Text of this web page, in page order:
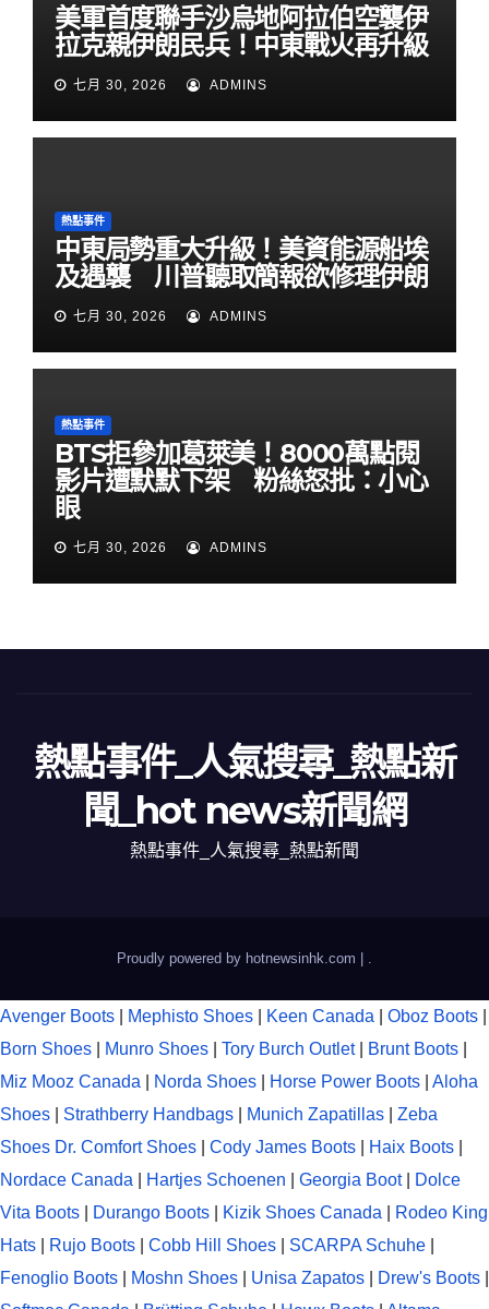
美軍首度聯手沙烏地阿拉伯空襲伊
拉克親伊朗民兵！中東戰火再升級
七月 30, 2026 ADMINS
熱點事件
中東局勢重大升級！美資能源船埃
及遇襲 川普聽取簡報欲修理伊朗
七月 30, 2026 ADMINS
熱點事件
BTS拒參加葛萊美！8000萬點閱
影片遭默默下架 粉絲怒批：小心
眼
七月 30, 2026 ADMINS
熱點事件_人氣搜尋_熱點新
聞_hot news新聞網
熱點事件_人氣搜尋_熱點新聞
Proudly powered by hotnewsinhk.com |
Avenger Boots Mephisto Shoes Keen Canada Oboz Boots
Born Shoes
Munro Shoes Tory Burch Outlet Brunt Boots
Miz Mooz Canada
Norda Shoes Horse Power Boots
Aloha
Shoes
Strathberry Handbags Munich Zapatillas
Zeba
Shoes Dr. Comfort Shoes Cody James Boots Haix Boots
Nordace Canada
Hartjes Schoenen Georgia Boot|
Dolce
Vita Boots
Durango Boots Kizik Shoes Canada
Rodeo King
Hats
Rujo Boots Cobb Hill Shoes SCARPA Schuhe
Fenoglio Boots
Moshn Shoes Unisa Zapatos Drew's Boots